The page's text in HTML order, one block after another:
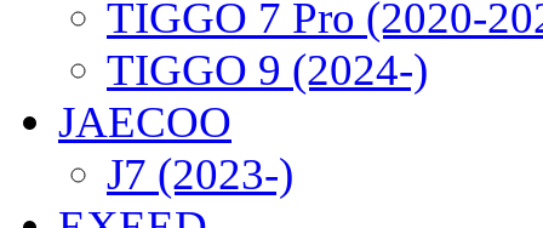
TIGGO 7 Pro (2020-
TIGGO 9 (2024-)
JAECOO
J7 (2023-)